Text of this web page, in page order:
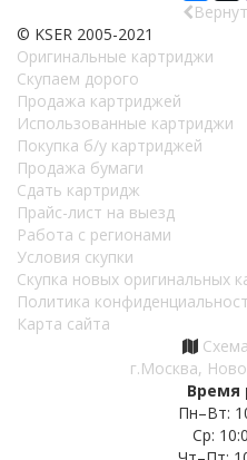
© KSER 2005-2021
Оригинальные картриджи
Скупаем дорого
Продажа картриджей
Использованные картриджи
Покупка б/у картриджей
Продажа бумаги
Сдать картридж
Прайс-лист на выезд
Работа с регионами
Условия скупки
Скупка новых оригинальных
Политика
Карта сайта
г.Москва,
Время
Пн–Вт:
Ср: